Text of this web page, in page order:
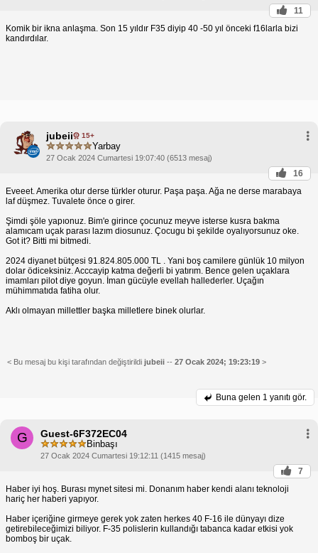
11
Komik bir ikna anlaşma. Son 15 yıldır F35 diyip 40 -50 yıl önceki f16larla bizi
kandırdılar.
jubeii 15+
Yarbay
27 Ocak 2024 Cumartesi 19:07:40 (6513 mesaj)
16
Eveeet. Amerika otur derse türkler oturur. Paşa paşa. Ağa ne derse marabaya
laf düşmez. Tuvalete önce o girer.
Şimdi şöle yapıonuz. Bim'e girince çocunuz meyve isterse kusra bakma
alamıcam uçak parası lazım diosunuz. Çocugu bi şekilde oyalıyorsunuz oke.
Got it? Bitti mi bitmedi.
2024 diyanet bütçesi 91.824.805.000 TL . Yani boş camilere günlük 10 milyon
dolar ödiceksiniz. Acccayip katma değerli bi yatırım. Bence gelen uçaklara
imamları pilot diye goyun. İman gücüyle evellah hallederler. Uçağın
mühimmatıda fatiha olur.
Aklı olmayan millettler başka milletlere binek olurlar.
< Bu mesaj bu kişi tarafından değiştirildi jubeii -- 27 Ocak 2024; 19:23:19 >
Buna gelen 1 yanıtı gör.
G Guest-6F372EC04
Binbaşı
27 Ocak 2024 Cumartesi 19:12:11 (1415 mesaj)
7
Haber iyi hoş. Burası mynet sitesi mi. Donanım haber kendi alanı teknoloji
hariç her haberi yapıyor.
Haber içeriğine girmeye gerek yok zaten herkes 40 F-16 ile dünyayı dize
getirebileceğimizi biliyor. F-35 polislerin kullandığı tabanca kadar etkisi yok
bomboş bir uçak.